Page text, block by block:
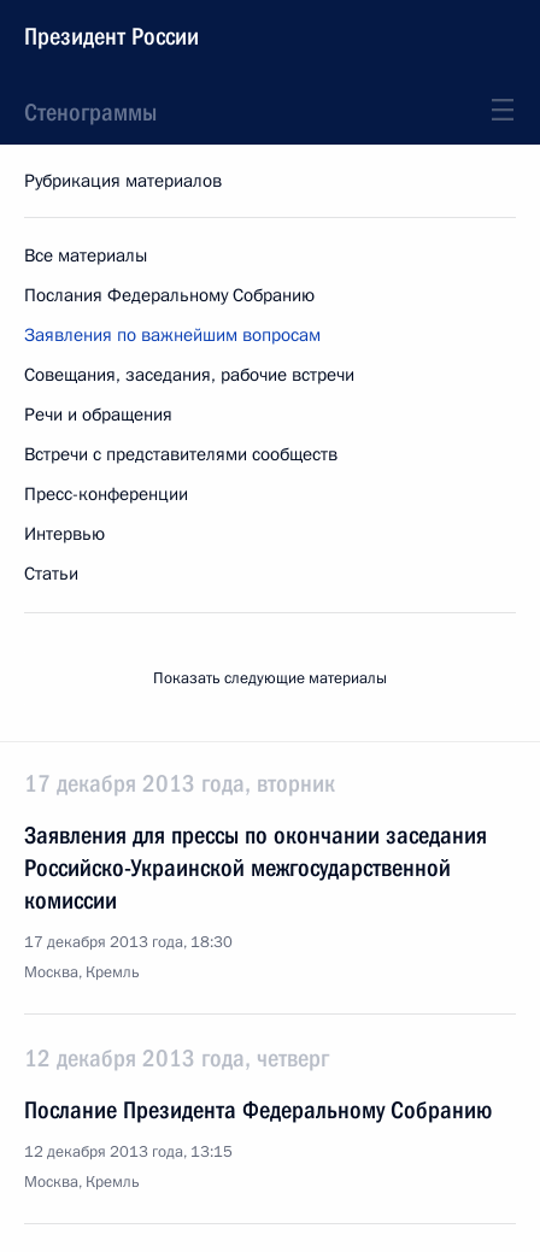
Президент России
Стенограммы
Рубрикация материалов
Все материалы
Послания Федеральному Собранию
Заявления по важнейшим вопросам
Совещания, заседания, рабочие встречи
Речи и обращения
Встречи с представителями сообществ
Пресс-конференции
Интервью
Статьи
Показать следующие материалы
17 декабря 2013 года, вторник
Заявления для прессы по окончании заседания
Российско-Украинской межгосударственной
комиссии
17 декабря 2013 года, 18:30
Москва, Кремль
12 декабря 2013 года, четверг
Послание Президента Федеральному Собранию
12 декабря 2013 года, 13:15
Москва, Кремль